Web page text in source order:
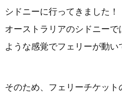
シドニーに行ってきました！
オーストラリアのシドニーで
ような感覚でフェリーが動い
そのため、フェリーチケット